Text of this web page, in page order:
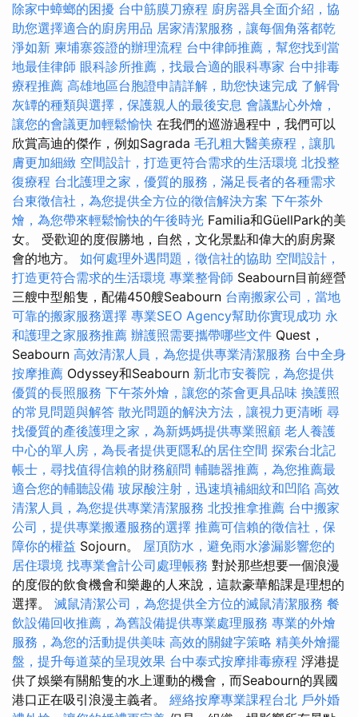
除家中蟑螂的困擾 台中筋膜刀療程 廚房器具全面介紹，協
助您選擇適合的廚房用品 居家清潔服務，讓每個角落都乾
淨如新 柬埔寨簽證的辦理流程 台中律師推薦，幫您找到當
地最佳律師 眼科診所推薦，找最合適的眼科專家 台中排毒
療程推薦 高雄地區台胞證申請詳解，助您快速完成 了解骨
灰罈的種類與選擇，保護親人的最後安息 會議點心外燴，
讓您的會議更加輕鬆愉快 在我們的巡游過程中，我們可以
欣賞高迪的傑作，例如Sagrada 毛孔粗大醫美療程，讓肌
膚更加細緻 空間設計，打造更符合需求的生活環境 北投整
復療程 台北護理之家，優質的服務，滿足長者的各種需求
台東徵信社，為您提供全方位的徵信解決方案 下午茶外
燴，為您帶來輕鬆愉快的午後時光 Familia和GüellPark的美
女。 受歡迎的度假勝地，自然，文化景點和偉大的廚房聚
會的地方。 如何處理外遇問題，徵信社的協助 空間設計，
打造更符合需求的生活環境 專業整骨師 Seabourn目前經營
三艘中型船隻，配備450艘Seabourn 台南搬家公司，當地
可靠的搬家服務選擇 專業SEO Agency幫助你實現成功 永
和護理之家服務推薦 辦護照需要攜帶哪些文件 Quest，
Seabourn 高效清潔人員，為您提供專業清潔服務 台中全身
按摩推薦 Odyssey和Seabourn 新北市安養院，為您提供
優質的長照服務 下午茶外燴，讓您的茶會更具品味 換護照
的常見問題與解答 散光問題的解決方法，讓視力更清晰 尋
找優質的產後護理之家，為新媽媽提供專業照顧 老人養護
中心的單人房，為長者提供更隱私的居住空間 探索台北記
帳士，尋找值得信賴的財務顧問 輔聽器推薦，為您推薦最
適合您的輔聽設備 玻尿酸注射，迅速填補細紋和凹陷 高效
清潔人員，為您提供專業清潔服務 北投推拿推薦 台中搬家
公司，提供專業搬遷服務的選擇 推薦可信賴的徵信社，保
障你的權益 Sojourn。 屋頂防水，避免雨水滲漏影響您的
居住環境 找專業會計公司處理帳務 對於那些想要一個浪漫
的度假的飲食機會和樂趣的人來說，這款豪華船課是理想的
選擇。 滅鼠清潔公司，為您提供全方位的滅鼠清潔服務 餐
飲設備回收推薦，為舊設備提供專業處理服務 專業的外燴
服務，為您的活動提供美味 高效的關鍵字策略 精美外燴擺
盤，提升每道菜的呈現效果 台中泰式按摩排毒療程 浮港提
供了娛樂有關船隻的水上運動的機會，而Seabourn的異國
港口正在吸引浪漫主義者。 經絡按摩專業課程台北 戶外婚